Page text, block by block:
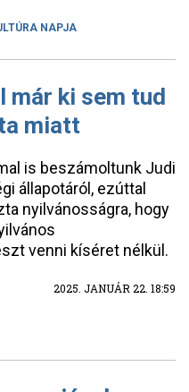
NAPJA
már ki sem tud
miatt
is beszámoltunk Judi
állapotáról, ezúttal
nyilvánosságra, hogy
venni kíséret nélkül.
2025. JANUÁR 22. 18:59